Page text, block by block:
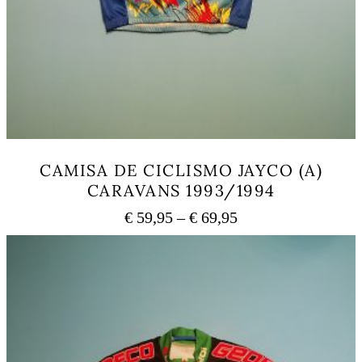
CAMISA DE CICLISMO JAYCO (A)
CARAVANS 1993/1994
€ 59,95 – € 69,95Price
range:
options
may
be